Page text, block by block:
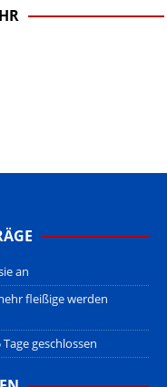
an
fleißige werden
geschlossen